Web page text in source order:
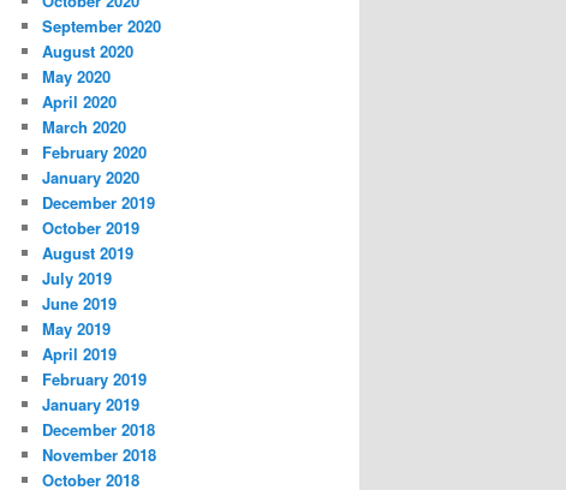
September 2020
August 2020
May 2020
April 2020
March 2020
February 2020
January 2020
December 2019
October 2019
August 2019
July 2019
June 2019
May 2019
April 2019
February 2019
January 2019
December 2018
November 2018
October 2018